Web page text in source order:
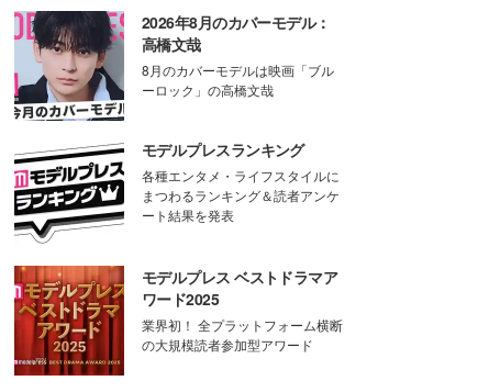
2026年8月のカバーモデル：
高橋文哉
8月のカバーモデルは映画「ブル
ーロック」の高橋文哉
モデルプレスランキング
各種エンタメ・ライフスタイルに
まつわるランキング＆読者アンケ
ート結果を発表
モデルプレス ベストドラマア
ワード2025
業界初！ 全プラットフォーム横断
の大規模読者参加型アワード